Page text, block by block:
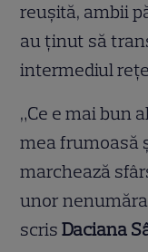
reușită, ambii
au ținut să
intermediul
„Ce e mai bun
mea frumoasă
marchează
unor
scrisDaciana